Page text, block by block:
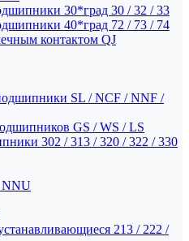
30*град 30 / 32 / 33
40*град 72 / 73 / 74
контактом QJ
SL / NCF / NNF /
GS / WS / LS
302 / 313 / 320 / 322 / 330
NNU
213 / 222 /